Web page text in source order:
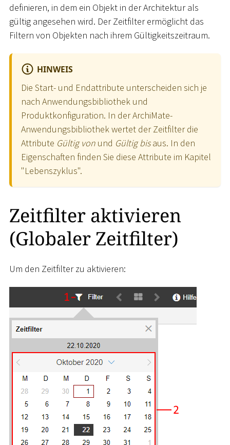
definieren, in dem ein Objekt in der Architektur als
gültig angesehen wird. Der Zeitfilter ermöglicht das
Filtern von Objekten nach ihrem Gültigkeitszeitraum.
HINWEIS
Die Start- und Endattribute unterscheiden sich je
nach Anwendungsbibliothek und
Produktkonfiguration. In der ArchiMate-
Anwendungsbibliothek wertet der Zeitfilter die
Attribute Gültig von und Gültig bisaus. In den
Eigenschaften finden Sie diese Attribute im Kapitel
"Lebenszyklus".
Zeitfilter aktivieren
(Globaler Zeitfilter)
Um den Zeitfilter zu aktivieren: